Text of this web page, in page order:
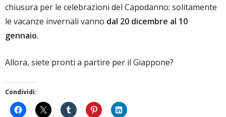
chiusura per le celebrazioni del Capodanno: solitamente
le vacanze invernali vanno dal 20 dicembre al 10
gennaio.
Allora, siete pronti a partire per il Giappone?
Condividi: